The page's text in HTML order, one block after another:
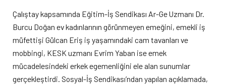
Çalıştay kapsamında Eğitim-İş Sendikası Ar-Ge Uzmanı Dr.
Burcu Doğan ev kadınlarının görünmeyen emeğini, emekli iş
müfettişi Gülcan Eriş iş yaşamındaki cam tavanları ve
mobbingi, KESK uzmanı Evrim Yaban ise emek
mücadelesindeki erkek egemenliğini ele alan sunumlar
gerçekleştirdi. Sosyal-İş Sendikası’ndan yapılan açıklamada,